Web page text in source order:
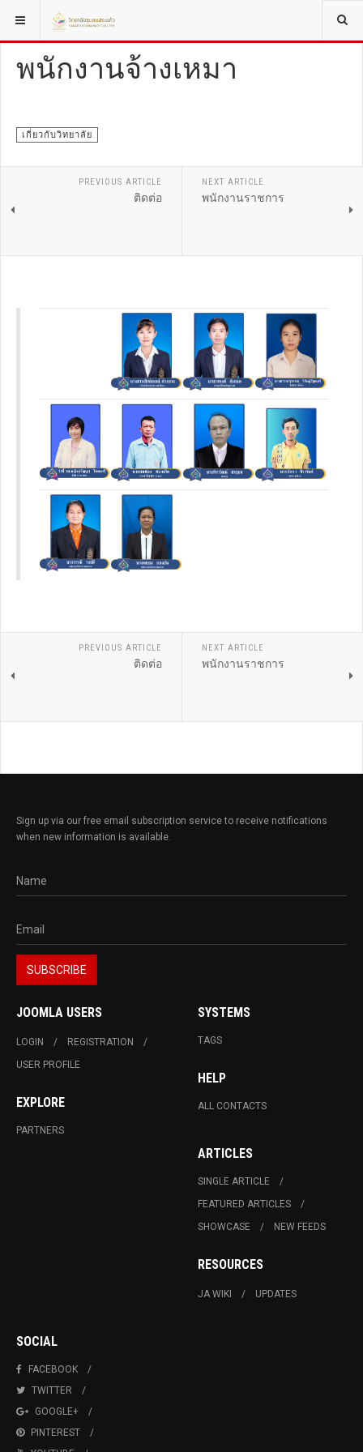
YOU ARE HERE: บุคลากร
พนักงานจ้างเหมา
เกี่ยวกับวิทยาลัย
PREVIOUS ARTICLE
ติดต่อ
NEXT ARTICLE
พนักงานราชการ
PREVIOUS ARTICLE
ติดต่อ
NEXT ARTICLE
พนักงานราชการ
Sign up via our free email subscription service to receive notifications
when new information is available.
JOOMLA USERS
LOGIN
REGISTRATION
USER PROFILE
EXPLORE
PARTNERS
SYSTEMS
TAGS
HELP
ALL CONTACTS
ARTICLES
SINGLE ARTICLE
FEATURED ARTICLES
SHOWCASE
NEW FEEDS
RESOURCES
JA WIKI UPDATES
SOCIAL
FACEBOOK
TWITTER
GOOGLE+
PINTEREST